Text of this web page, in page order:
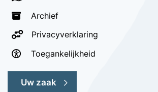
Archief
Privacyverklaring
Toegankelijkheid
Uw zaak